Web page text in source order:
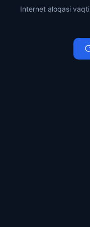
Internet aloqasi